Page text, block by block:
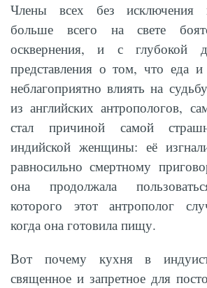
Члены всех без исключения
больше всего на свете
осквернения, и с глубокой
представления о том, что еда
неблагоприятно влиять на
из английских антропологов,
стал причиной самой
индийской женщины: её
равносильно смертному
она продолжала
которого этот антрополог
когда она готовила пищу.
Вот почему кухня в
священное и запретное для